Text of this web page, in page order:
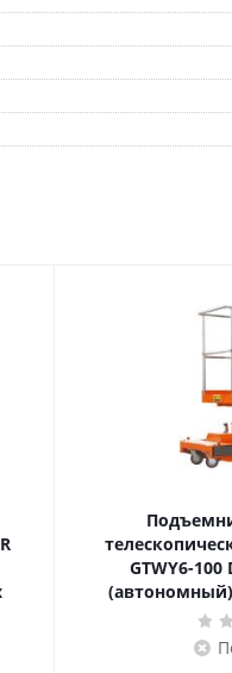
телескопический
GTWY6-
(автономный)